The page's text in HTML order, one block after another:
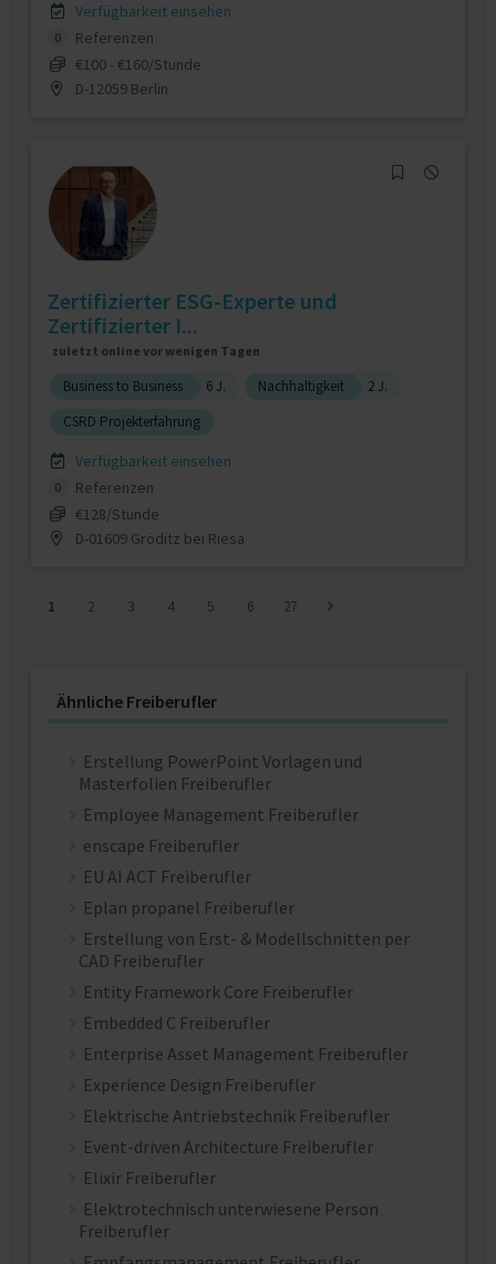
Verfügbarkeit einsehen
0
Referenzen
€100 - €160/Stunde
D-12059 Berlin
Zertifizierter ESG-Experte und
Zertifizierter I...
zuletzt online vor wenigen Tagen
Business to Business 6 J. Nachhaltigkeit
2 J.
CSRD Projekterfahrung
Verfügbarkeit einsehen
0
Referenzen
€128/Stunde
D-01609 Gröditz bei Riesa
1 2 3 4 5 6 27
Ähnliche Freiberufler
Erstellung PowerPoint Vorlagen und
Masterfolien Freiberufler
Employee Management Freiberufler
enscape Freiberufler
EU AI ACT Freiberufler
Eplan propanel Freiberufler
Erstellung von Erst- & Modellschnitten per
CAD Freiberufler
Entity Framework Core Freiberufler
Embedded C Freiberufler
Enterprise Asset Management Freiberufler
Experience Design Freiberufler
Elektrische Antriebstechnik Freiberufler
Event-driven Architecture Freiberufler
Elixir Freiberufler
Elektrotechnisch unterwiesene Person
Freiberufler